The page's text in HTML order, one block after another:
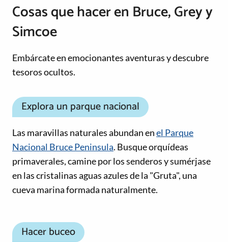
Cosas que hacer en Bruce, Grey y
Simcoe
Embárcate en emocionantes aventuras y descubre
tesoros ocultos.
Explora un parque nacional
Las maravillas naturales abundan enel Parque
Nacional Bruce Peninsula. Busque orquídeas
primaverales, camine por los senderos y sumérjase
en las cristalinas aguas azules de la "Gruta", una
cueva marina formada naturalmente.
Hacer buceo